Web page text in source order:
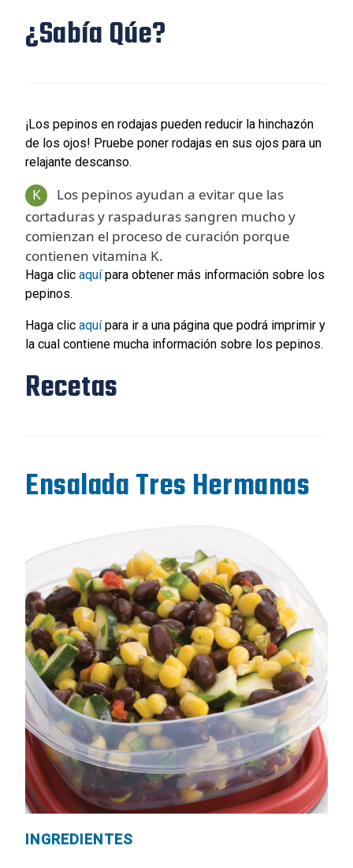
¿Sabía Qúe?
¡Los pepinos en rodajas pueden reducir la hinchazón
de los ojos! Pruebe poner rodajas en sus ojos para un
relajante descanso.
K
Los pepinos ayudan a evitar que las
cortaduras y raspaduras sangren mucho y
comienzan el proceso de curación porque
contienen vitamina K.
Haga clic aquípara obtener más información sobre los
pepinos.
Haga clic aquípara ir a una página que podrá imprimir y
la cual contiene mucha información sobre los pepinos.
Recetas
Ensalada Tres Hermanas
INGREDIENTES